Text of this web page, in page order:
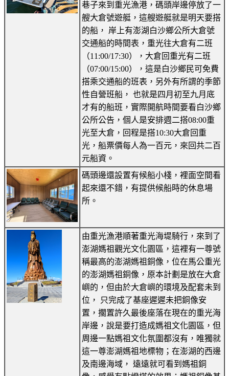
巷子來到重光漁港，碼頭岸邊停放了一
艘大倉號遊艇，這艘遊艇就是明天要搭
的船， 岸上有澎湖白沙鄉公所大倉號
交通船的時間表，重光往大倉有二班
（11:00/17:30），大倉回重光有二班
（07:00/15:00），這是白沙鄉民可免費
搭乘交通船的班表，另外有所謂的季節
性自營班船， 也就是四月初至九月底
才有的船班，實際開航時間要看白沙鄉
公所公告，個人是安排週二搭08:00重
光至大倉，回程是搭10:30大倉回重
光，船票價每人為一百元，來回共二百
元船資。
碼頭邊還設置有候船小棧，裡面空間看
起來還不錯，有提供候船時的休息場
所。
由重光漁港順著重光海堤騎行，來到了
澎湖媽祖觀光文化園區，這裡有一尊號
稱最高的澎湖媽祖銅像，位在馬公重光
的澎湖媽祖銅像，原本計劃是放在大倉
嶼的，但由於大倉嶼的環境及配套未到
位， 只完成了基座遲遲未把銅像安
置，擱置許久最後座落在現在的重光海
岸邊，說是要打造成媽祖文化園區，但
周邊一點媽祖文化氛圍都沒有，唯獨就
這一尊澎湖媽祖地標物；在澎湖的西邊
及南邊海域， 遠遠就可看到媽祖銅